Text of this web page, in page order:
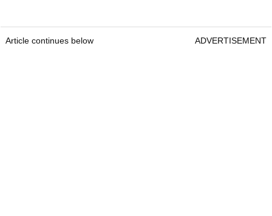
Article continues below ADVERTISEMENT